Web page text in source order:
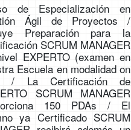
de Especialización en
Ágil de Proyectos /
Preparación para la
SCRUM MANAGER
EXPERTO (examen en
Escuela en modalidad on
/ La Certificación de
SCRUM MANAGER
150 PDAs / El
ya Certificado SCRUM